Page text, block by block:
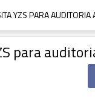
YZS PARA AUDITORIA
para